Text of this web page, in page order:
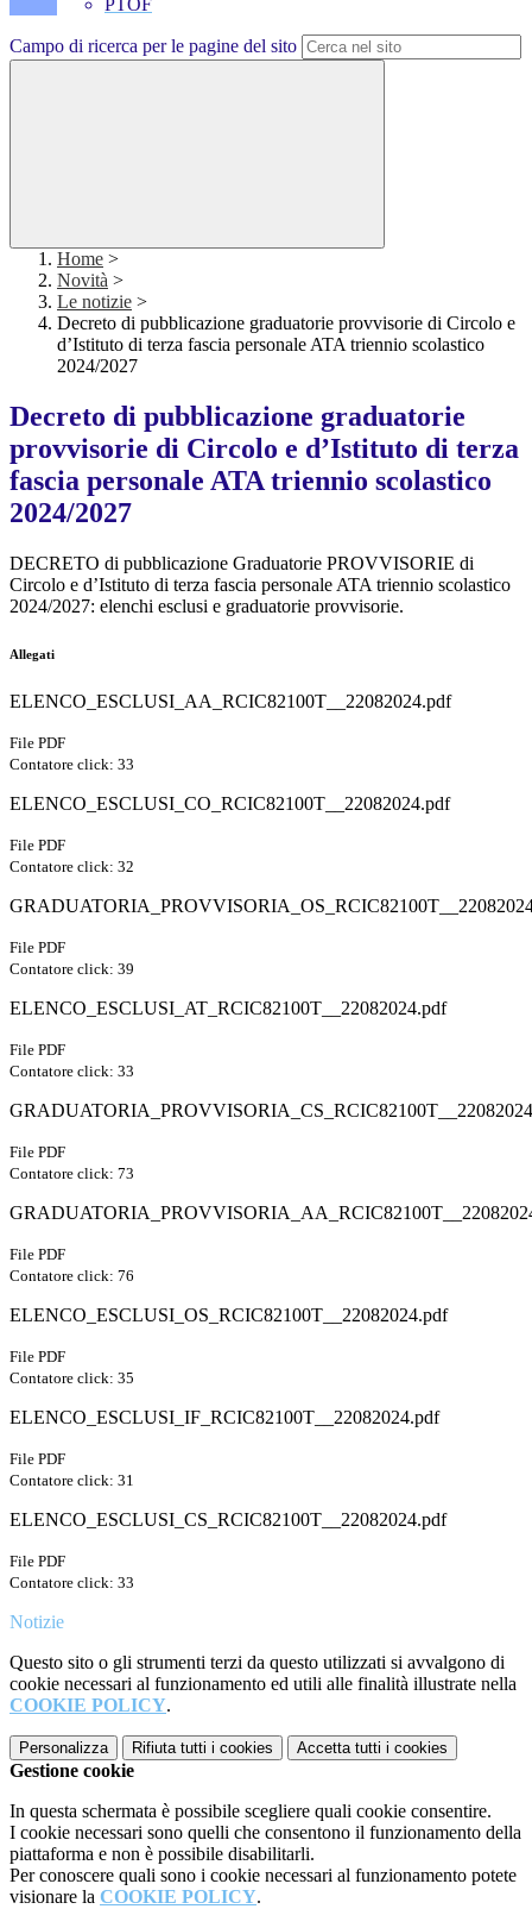
PTOF
Campo di ricerca per le pagine del sito
Home >
Novità >
Le notizie >
Decreto di pubblicazione graduatorie provvisorie di Circolo e
d’Istituto di terza fascia personale ATA triennio scolastico
2024/2027
Decreto di pubblicazione graduatorie
provvisorie di Circolo e d’Istituto di terza
fascia personale ATA triennio scolastico
2024/2027
DECRETO di pubblicazione Graduatorie PROVVISORIE di
Circolo e d’Istituto di terza fascia personale ATA triennio scolastico
2024/2027: elenchi esclusi e graduatorie provvisorie.
Allegati
ELENCO_ESCLUSI_AA_RCIC82100T__22082024.pdf
File PDF
Contatore click: 33
ELENCO_ESCLUSI_CO_RCIC82100T__22082024.pdf
File PDF
Contatore click: 32
File PDF
Contatore click: 39
ELENCO_ESCLUSI_AT_RCIC82100T__22082024.pdf
File PDF
Contatore click: 33
File PDF
Contatore click: 73
File PDF
Contatore click: 76
ELENCO_ESCLUSI_OS_RCIC82100T__22082024.pdf
File PDF
Contatore click: 35
ELENCO_ESCLUSI_IF_RCIC82100T__22082024.pdf
File PDF
Contatore click: 31
ELENCO_ESCLUSI_CS_RCIC82100T__22082024.pdf
File PDF
Contatore click: 33
Notizie
Questo sito o gli strumenti terzi da questo utilizzati si avvalgono di
cookie necessari al funzionamento ed utili alle finalità illustrate nella
COOKIE POLICY.
Personalizza Rifiuta tutti i cookies Accetta tutti i cookies
Gestione cookie
In questa schermata è possibile scegliere quali cookie consentire.
I cookie necessari sono quelli che consentono il funzionamento della
piattaforma e non è possibile disabilitarli.
Per conoscere quali sono i cookie necessari al funzionamento potete
visionare la COOKIE POLICY.